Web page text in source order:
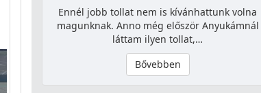
Ennél jobb tollat nem is kívánhattunk volna
magunknak. Anno még először Anyukámnál
láttam ilyen tollat,…
Bővebben